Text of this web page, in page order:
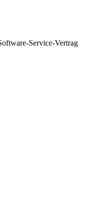
Service-Vertrag